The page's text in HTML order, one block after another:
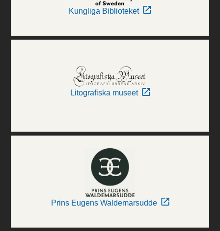
Kungliga Biblioteket
Litografiska museet
Prins Eugens Waldemarsudde